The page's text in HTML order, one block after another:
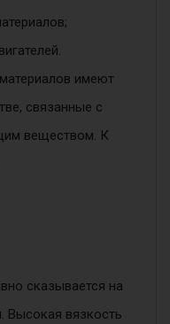
имеют
связанные с
веществом. К
сказывается на
Высокая вязкость